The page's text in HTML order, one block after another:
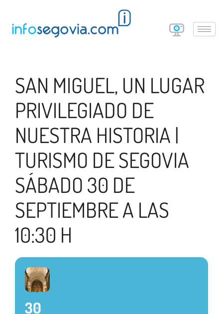
SAN MIGUEL, UN LUGAR
PRIVILEGIADO DE
NUESTRA HISTORIA |
TURISMO DE SEGOVIA
SÁBADO 30 DE
SEPTIEMBRE A LAS
10:30 H
30